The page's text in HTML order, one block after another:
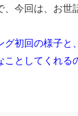
、今回は、お世
グ初回の様子と
ことしてくれる